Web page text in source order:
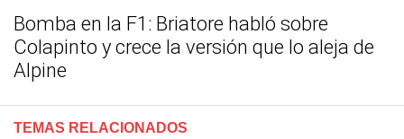
Bomba en la F1: Briatore habló sobre
Colapinto y crece la versión que lo aleja de
Alpine
TEMAS RELACIONADOS